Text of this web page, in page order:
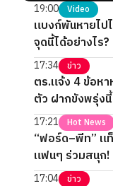
19:00 Video
แบงก์พันหายไป
จุดนี้ได้อย่างไร?
17:34 ข่าว
ตร.แจ้ง 4 ข้อห
ตัว ฝากขังพรุ่งนี้
17:21 Hot News
“ฟอร์ด–พีท” แ
แฟนๆ ร่วมสนุก!
FORTPEAT
17:04 ข่าว